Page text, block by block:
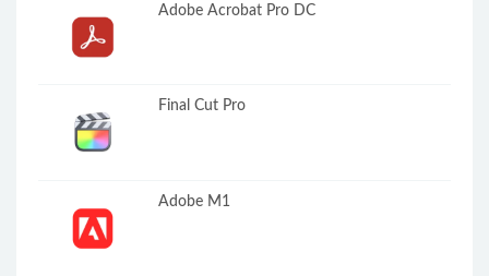
Adobe Acrobat Pro DC
Final Cut Pro
Adobe M1